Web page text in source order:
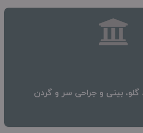
بینی و جراحی سر و گردن